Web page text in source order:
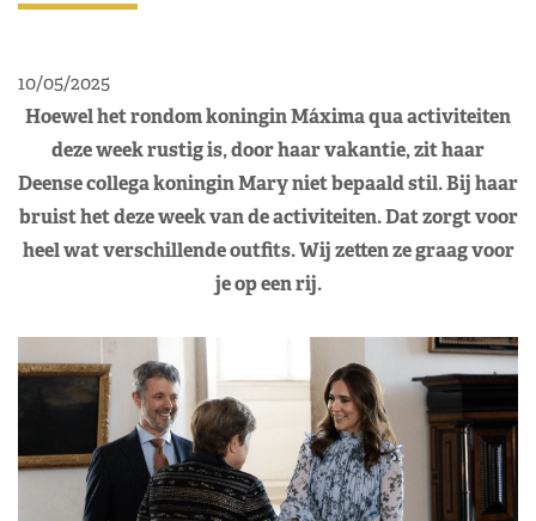
10/05/2025
Hoewel het rondom koningin Máxima qua activiteiten
deze week rustig is, door haar vakantie, zit haar
Deense collega koningin Mary niet bepaald stil. Bij haar
bruist het deze week van de activiteiten. Dat zorgt voor
heel wat verschillende outfits. Wij zetten ze graag voor
je op een rij.